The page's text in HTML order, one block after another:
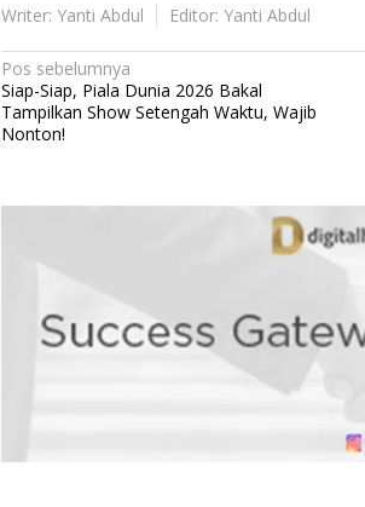
Writer: Yanti Abdul
Editor: Yanti Abdul
N
a
v
g
Pos sebelumnya
Siap-Siap, Piala Dunia 2026 Bakal
Tampilkan Show Setengah Waktu, Wajib
Nonton!